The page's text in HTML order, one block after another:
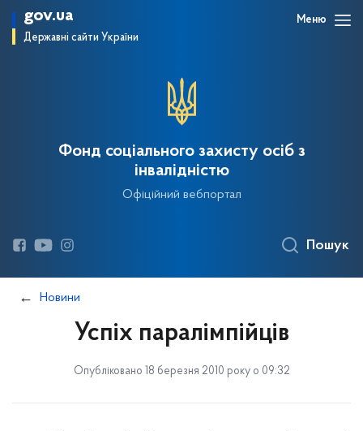
gov.ua
Державні сайти України
Меню
Фонд соціального захисту осіб з
інвалідністю
Офіційний вебпортал
Пошук
Новини
Успіх паралімпійців
Опубліковано 18 березня 2010 року о 09:32